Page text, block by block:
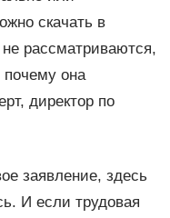
скачать в
рассматриваются,
она
директор по
заявление, здесь
И если трудовая